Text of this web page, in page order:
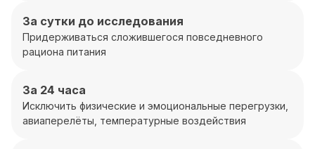
За сутки до исследования
Придерживаться сложившегося повседневного
рациона питания
За 24 часа
Исключить физические и эмоциональные перегрузки,
авиаперелёты, температурные воздействия